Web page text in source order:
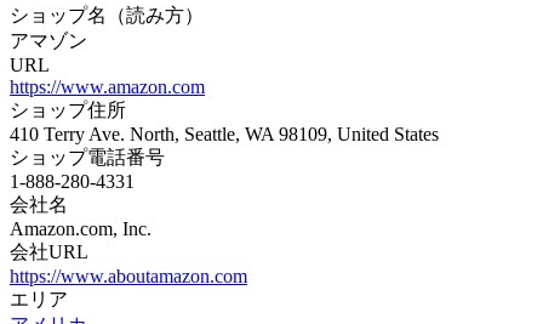
ショップ名
（読み方）
アマゾン
URL
https://www.amazon.com
ショップ住所
410 Terry Ave. North, Seattle, WA 98109, United States
ショップ電話番号
1-888-280-4331
会社名
Amazon.com, Inc.
会社URL
https://www.aboutamazon.com
エリア